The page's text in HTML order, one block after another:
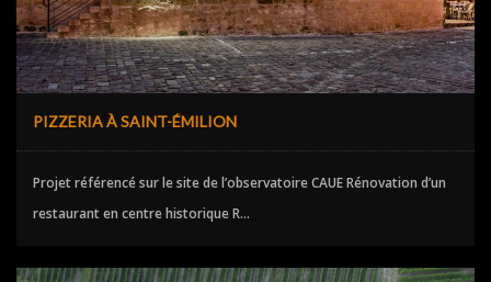
PIZZERIA À SAINT-ÉMILION
Projet référencé sur le site de l’observatoire CAUE Rénovation d’un
restaurant en centre historique R...